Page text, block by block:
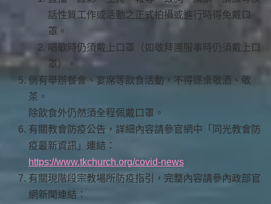
話性質工作或活動之正式拍攝或進行時得免戴口
罩。
唱歌時仍須戴上口罩（如敬拜團服事時仍須戴上口
罩）。
倘有舉辦餐會、宴席等飲食活動，不得逐桌敬酒、敬
茶。
除飲食外仍然須全程佩戴口罩。
有關教會防疫公告，詳細內容請參官網中「同光教會防
疫最新資訊」連結：
https://www.tkchurch.org/covid-news
有關現階段宗教場所防疫指引，完整內容請參內政部官
網新聞連結：